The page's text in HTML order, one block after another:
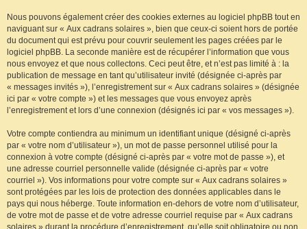
Nous pouvons également créer des cookies externes au logiciel phpBB tout en
naviguant sur « Aux cadrans solaires », bien que ceux-ci soient hors de portée
du document qui est prévu pour couvrir seulement les pages créées par le
logiciel phpBB. La seconde manière est de récupérer l’information que vous
nous envoyez et que nous collectons. Ceci peut être, et n’est pas limité à : la
publication de message en tant qu’utilisateur invité (désignée ci-après par
« messages invités »), l’enregistrement sur « Aux cadrans solaires » (désignée
ici par « votre compte ») et les messages que vous envoyez après
l’enregistrement et lors d’une connexion (désignés ici par « vos messages »).
Votre compte contiendra au minimum un identifiant unique (désigné ci-après
par « votre nom d’utilisateur »), un mot de passe personnel utilisé pour la
connexion à votre compte (désigné ci-après par « votre mot de passe »), et
une adresse courriel personnelle valide (désignée ci-après par « votre
courriel »). Vos informations pour votre compte sur « Aux cadrans solaires »
sont protégées par les lois de protection des données applicables dans le
pays qui nous héberge. Toute information en-dehors de votre nom d’utilisateur,
de votre mot de passe et de votre adresse courriel requise par « Aux cadrans